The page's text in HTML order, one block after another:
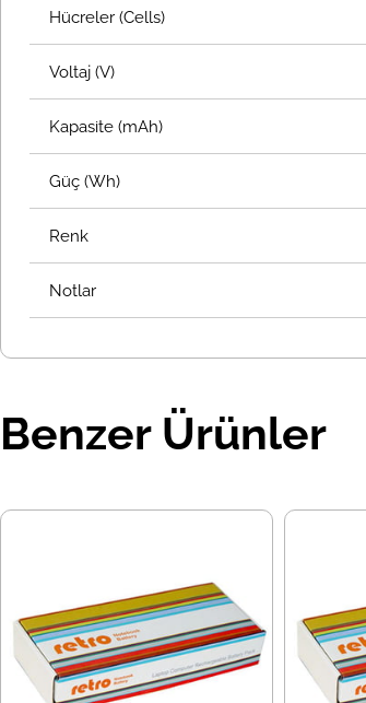
Hücreler (Cells)
Voltaj (V)
Kapasite (mAh)
Güç (Wh)
Renk
Notlar
Benzer Ürünler